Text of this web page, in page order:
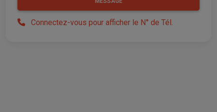
Connectez-vous pour afficher le N° de Tél.